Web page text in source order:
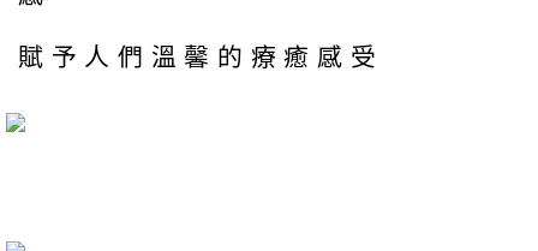
賦予人們溫馨的療癒感受